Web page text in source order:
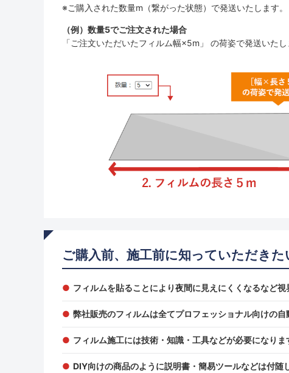
※ご購入された数量m（繋がった状態）で発送いたします。
（例）数量5でご注文された場合
「ご注文いただいたフィルム幅×5m」 の荷姿で発送いたし
ご購入前、施工前に知っていただきた
フィルムを貼ることにより夜間に見えにくくなるなど視
弊社販売のフィルムは全てプロフェッショナル向けの自
フィルム施工には技術・知識・工具などが必要になりま
DIY向けの商品のように説明書・簡易ツールなどは付随